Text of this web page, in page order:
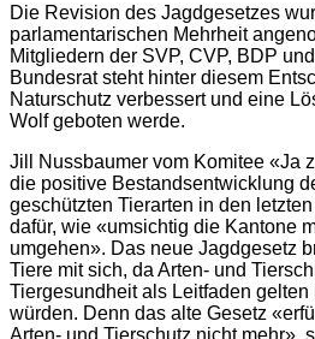
Die Revision des Jagdgesetzes
parlamentarischen Mehrheit
Mitgliedern der SVP, CVP, BDP
Bundesrat steht hinter diesem
Naturschutz verbessert und eine
Wolf geboten werde.
Jill Nussbaumer vom Komitee «Ja
die positive Bestandsentwicklung
geschützten Tierarten in den
dafür, wie «umsichtig die Kantone
umgehen». Das neue Jagdgesetz
Tiere mit sich, da Arten- und
Tiergesundheit als Leitfaden
würden. Denn das alte Gesetz
Arten- und Tierschutz nicht mehr»,